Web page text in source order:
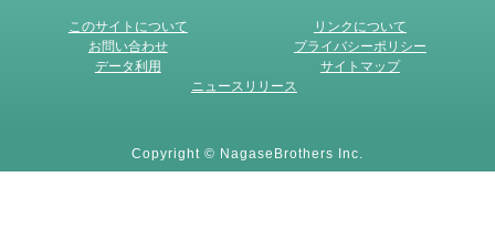
このサイトについて
リンクについて
お問い合わせ
プライバシーポリシー
データ利用
サイトマップ
ニュースリリース
Copyright © NagaseBrothers Inc.